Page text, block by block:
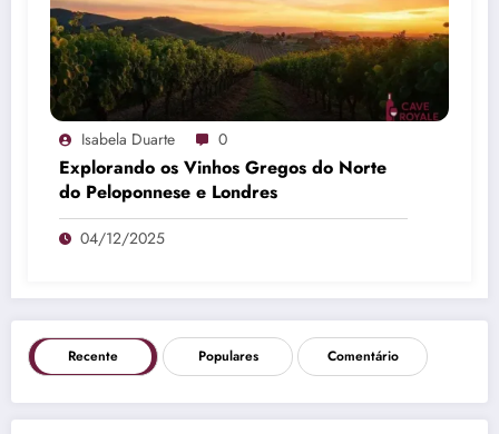
Isabela Duarte 0
Explorando os Vinhos Gregos do Norte
do Peloponnese e Londres
04/12/2025
Recente Populares Comentário